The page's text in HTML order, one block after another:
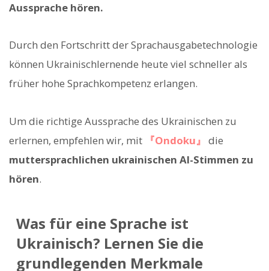
Aussprache hören.
Durch den Fortschritt der Sprachausgabetechnologie
können Ukrainischlernende heute viel schneller als
früher hohe Sprachkompetenz erlangen.
Um die richtige Aussprache des Ukrainischen zu
erlernen, empfehlen wir, mit
『Ondoku』 die
muttersprachlichen ukrainischen AI-Stimmen zu
hören.
Was für eine Sprache ist
Ukrainisch? Lernen Sie die
grundlegenden Merkmale